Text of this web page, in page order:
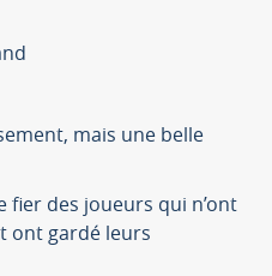
mais une belle
fier des joueurs qui n’ont
ont gardé leurs